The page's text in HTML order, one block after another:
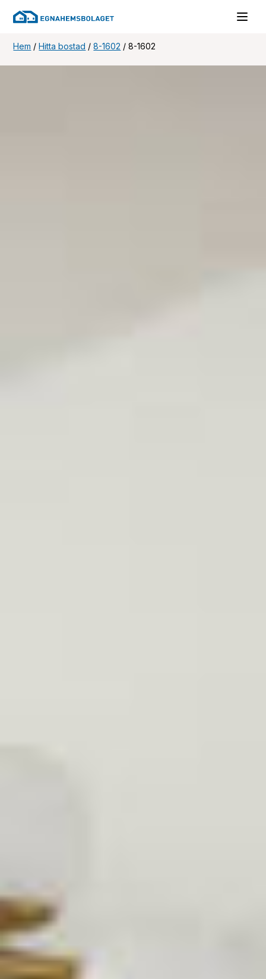
Hem /Hitta bostad /8-1602 /8-1602